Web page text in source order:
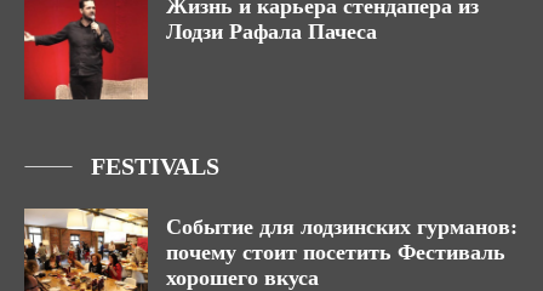
Жизнь и карьера стендапера из
Лодзи Рафала Пачеса
FESTIVALS
Событие для лодзинских гурманов:
почему стоит посетить Фестиваль
хорошего вкуса